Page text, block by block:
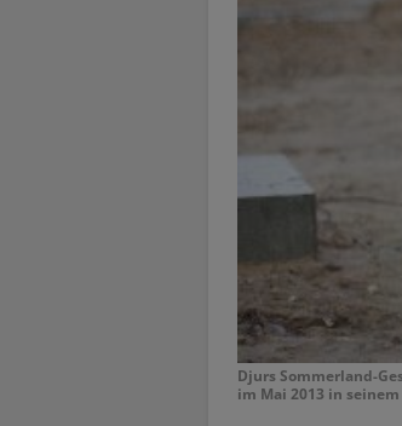
Djurs Sommerland-
im Mai 2013 in